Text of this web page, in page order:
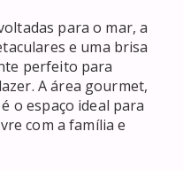
para o mar, a
e uma brisa
perfeito para
A área gourmet,
o espaço ideal para
com a família e